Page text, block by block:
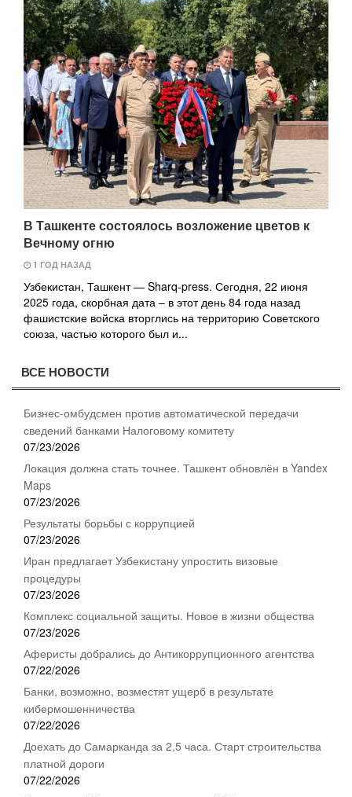
В Ташкенте состоялось возложение цветов к
Вечному огню
1 ГОД НАЗАД
Узбекистан, Ташкент — Sharq-press. Сегодня, 22 июня
2025 года, скорбная дата – в этот день 84 года назад
фашистские войска вторглись на территорию Советского
союза, частью которого был и...
ВСЕ НОВОСТИ
Бизнес-омбудсмен против автоматической передачи
сведений банками Налоговому комитету
07/23/2026
Локация должна стать точнее. Ташкент обновлён в Yandex
Maps
07/23/2026
Результаты борьбы с коррупцией
07/23/2026
Иран предлагает Узбекистану упростить визовые
процедуры
07/23/2026
Комплекс социальной защиты. Новое в жизни общества
07/23/2026
Аферисты добрались до Антикоррупционного агентства
07/22/2026
Банки, возможно, возместят ущерб в результате
кибермошенничества
07/22/2026
Доехать до Самарканда за 2,5 часа. Старт строительства
платной дороги
07/22/2026